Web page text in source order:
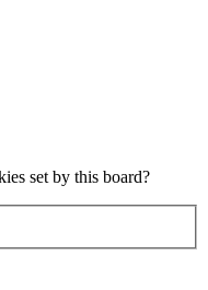
set by this board?